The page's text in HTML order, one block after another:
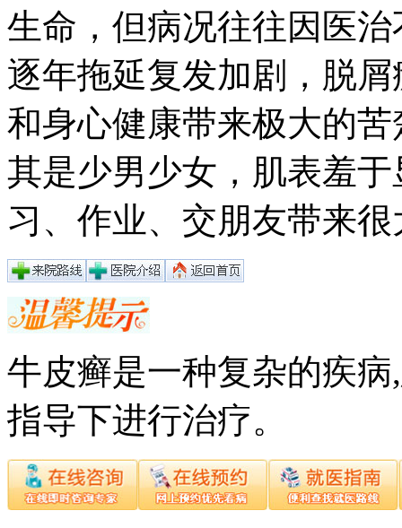
生命，但病况往往因医
逐年拖延复发加剧，脱
和身心健康带来极大的
其是少男少女，肌表羞
习、作业、交朋友带来
牛皮癣是一种复杂的疾
指导下进行治疗。